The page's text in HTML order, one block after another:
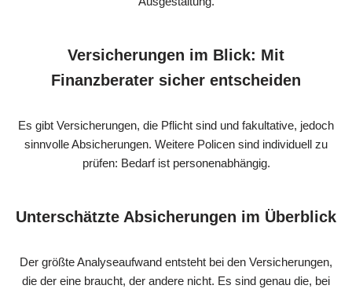
Versicherungen im Blick: Mit
Finanzberater sicher entscheiden
Es gibt Versicherungen, die Pflicht sind und fakultative, jedoch
sinnvolle Absicherungen. Weitere Policen sind individuell zu
prüfen: Bedarf ist personenabhängig.
Unterschätzte Absicherungen im Überblick
Der größte Analyseaufwand entsteht bei den Versicherungen,
die der eine braucht, der andere nicht. Es sind genau die, bei